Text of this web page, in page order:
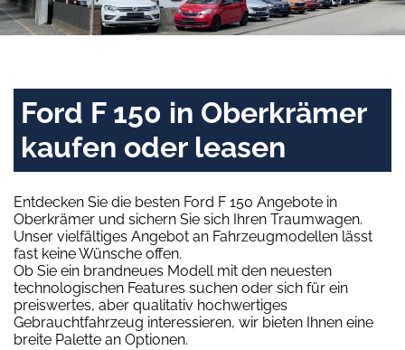
Ford F 150 in Oberkrämer
kaufen oder leasen
Entdecken Sie die besten Ford F 150 Angebote in
Oberkrämer und sichern Sie sich Ihren Traumwagen.
Unser vielfältiges Angebot an Fahrzeugmodellen lässt
fast keine Wünsche offen.
Ob Sie ein brandneues Modell mit den neuesten
technologischen Features suchen oder sich für ein
preiswertes, aber qualitativ hochwertiges
Gebrauchtfahrzeug interessieren, wir bieten Ihnen eine
breite Palette an Optionen.